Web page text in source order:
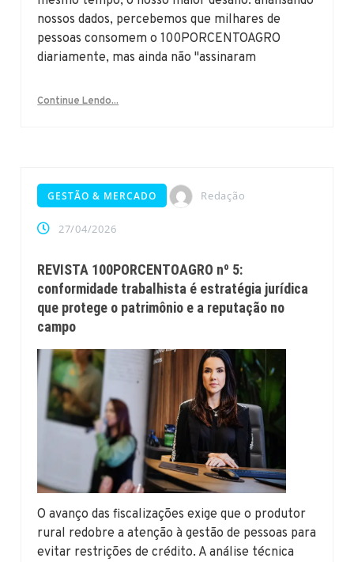
nossos dados, percebemos que milhares de
pessoas consomem o 100PORCENTOAGRO
diariamente, mas ainda não "assinaram
Continue Lendo...
GESTÃO & MERCADO Redação
27/04/2026
REVISTA 100PORCENTOAGRO nº 5:
conformidade trabalhista é estratégia jurídica
que protege o patrimônio e a reputação no
campo
O avanço das fiscalizações exige que o produtor
rural redobre a atenção à gestão de pessoas para
evitar restrições de crédito. A análise técnica